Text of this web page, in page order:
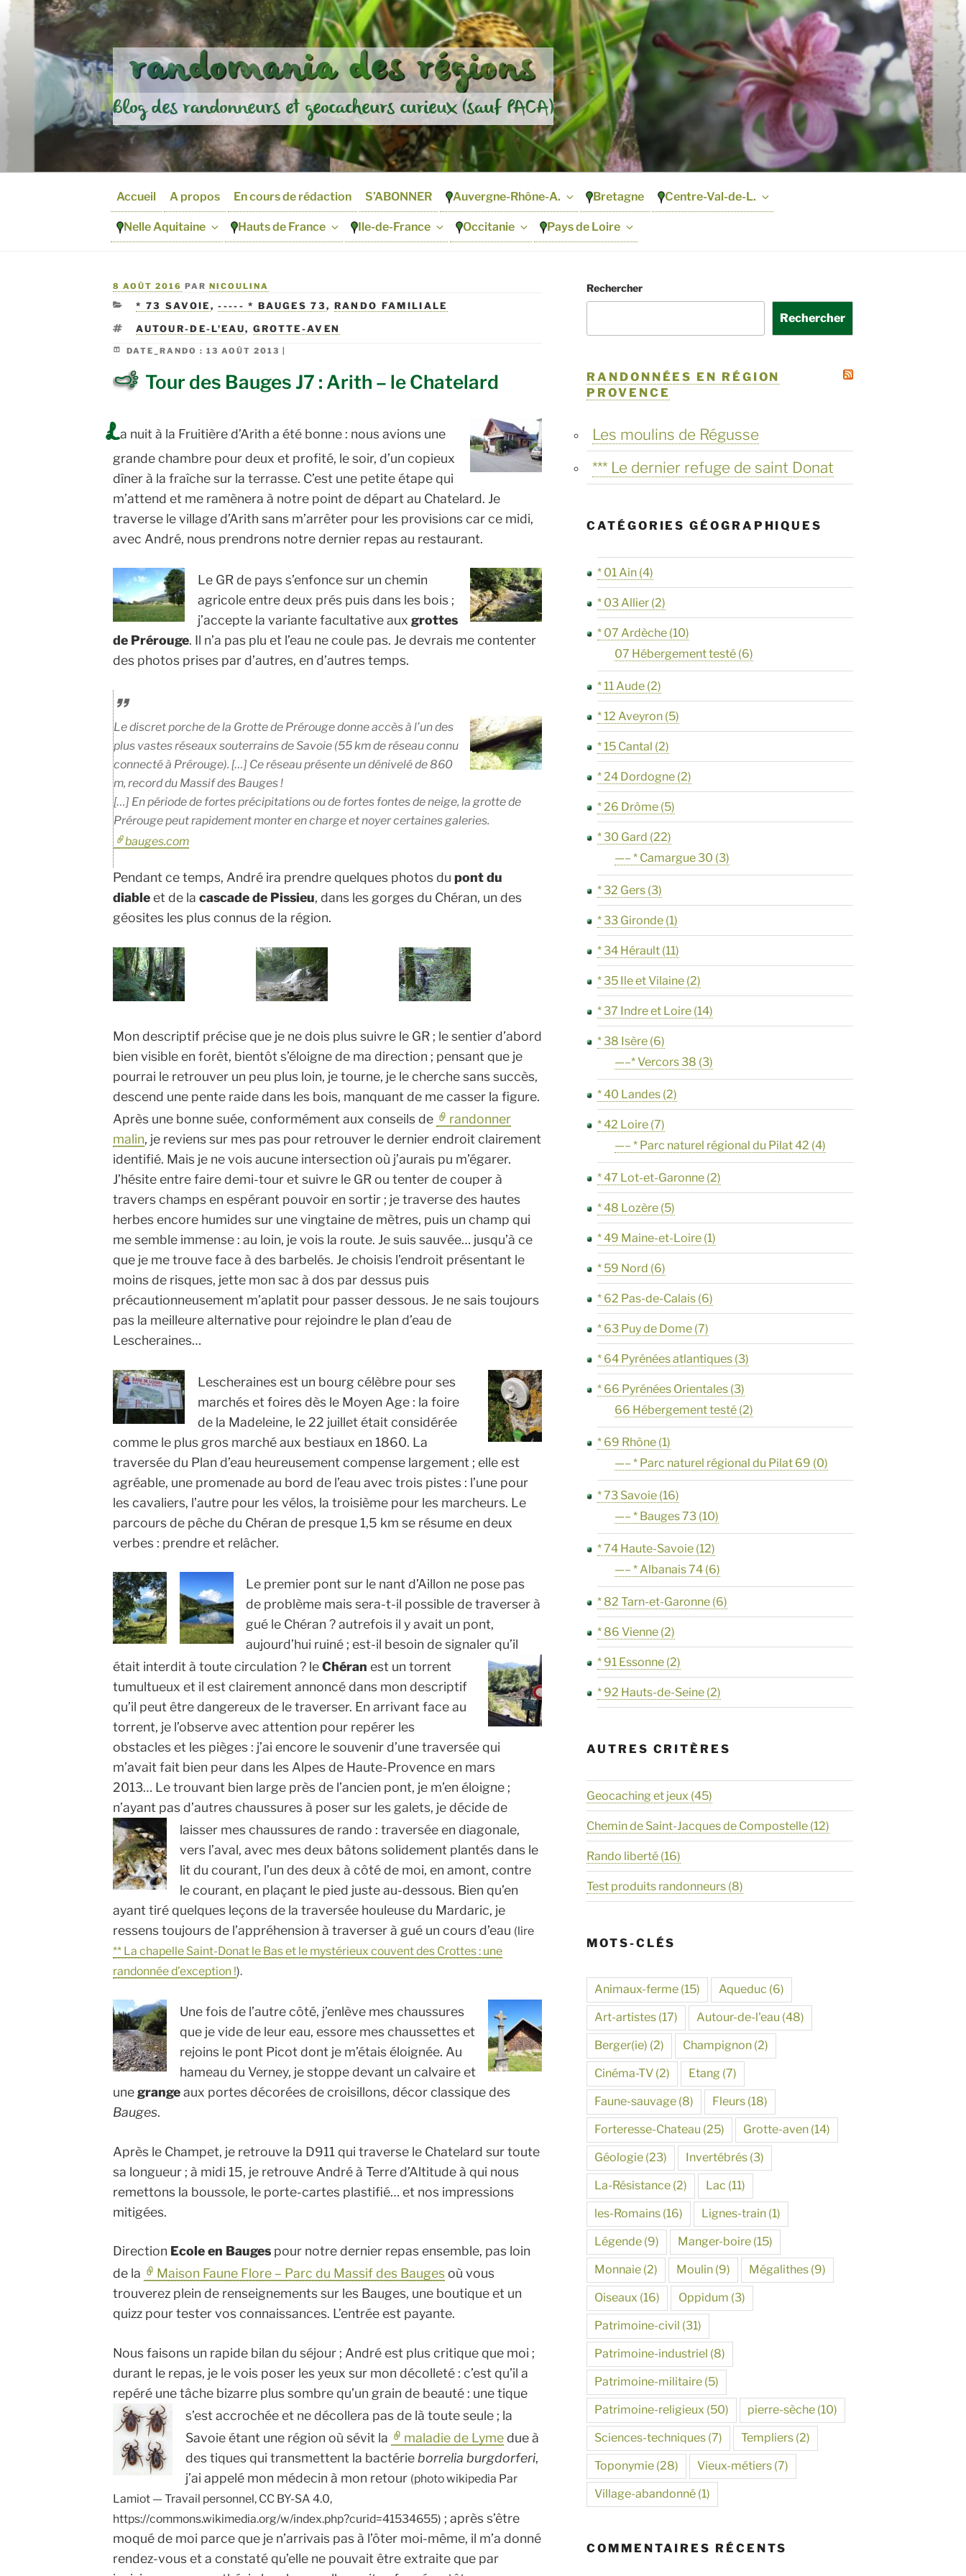
au
contenu
principal
randomania des régions
Blog des randonneurs et geocacheurs curieux (sauf PACA)
Accueil A propos En cours de rédaction S’ABONNER Auvergne-Rhône-A. Bretagne Centre-Val-de-L.
Nelle Aquitaine Hauts de France Ile-de-France Occitanie Pays de Loire
PUBLIÉ
8 AOÛT 2016 PARNICOULINA
CATÉGORIES
* 73 SAVOIE ,----- * BAUGES 73, RANDO FAMILIALE
ÉTIQUETTES
AUTOUR-DE-L'EAU, GROTTE-AVEN
DATE_RANDO :13 AOÛT 2013 |
Tour des Bauges J7 : Arith – le Chatelard
L a nuit à la Fruitière d’Arith a été bonne : nous avions une
grande chambre pour deux et profité, le soir, d’un copieux
dîner à la fraîche sur la terrasse. C’est une petite étape qui
m’attend et me ramènera à notre point de départ au Chatelard. Je
traverse le village d’Arith sans m’arrêter pour les provisions car ce midi,
avec André, nous prendrons notre dernier repas au restaurant.
Le GR de pays s’enfonce sur un chemin
agricole entre deux prés puis dans les bois ;
j’accepte la variante facultative aux grottes
de Prérouge. Il n’a pas plu et l’eau ne coule pas. Je devrais me contenter
des photos prises par d’autres, en d’autres temps.
Le discret porche de la Grotte de Prérouge donne accès à l’un des
plus vastes réseaux souterrains de Savoie (55 km de réseau connu
connecté à Prérouge). […] Ce réseau présente un dénivelé de 860
m, record du Massif des Bauges !
[…] En période de fortes précipitations ou de fortes fontes de neige, la grotte de
Prérouge peut rapidement monter en charge et noyer certaines galeries.
bauges.com
Pendant ce temps, André ira prendre quelques photos dupont du
diableet de lacascade de Pissieu, dans les gorges du Chéran, un des
géosites les plus connus de la région.
Mon descriptif précise que je ne dois plus suivre le GR ; le sentier d’abord
bien visible en forêt, bientôt s’éloigne de ma direction ; pensant que je
pourrai le retrouver un peu plus loin, je tourne, je le cherche sans succès,
descend une pente raide dans les bois, manquant de me casser la figure.
Après une bonne suée, conformément aux conseils de
randonner
malin, je reviens sur mes pas pour retrouver le dernier endroit clairement
identifié. Mais je ne vois aucune intersection où j’aurais pu m’égarer.
J’hésite entre faire demi-tour et suivre le GR ou tenter de couper à
travers champs en espérant pouvoir en sortir ; je traverse des hautes
herbes encore humides sur une vingtaine de mètres, puis un champ qui
me semble immense : au loin, je vois la route. Je suis sauvée… jusqu’à ce
que je me trouve face à des barbelés. Je choisis l’endroit présentant le
moins de risques, jette mon sac à dos par dessus puis
précautionneusement m’aplatit pour passer dessous. Je ne sais toujours
pas la meilleure alternative pour rejoindre le plan d’eau de
Lescheraines…
Lescheraines est un bourg célèbre pour ses
marchés et foires dès le Moyen Age : la foire
de la Madeleine, le 22 juillet était considérée
comme le plus gros marché aux bestiaux en 1860. La
traversée du Plan d’eau heureusement compense largement ; elle est
agréable, une promenade au bord de l’eau avec trois pistes : l’une pour
les cavaliers, l’autre pour les vélos, la troisième pour les marcheurs. Le
parcours de pêche du Chéran de presque 1,5 km se résume en deux
verbes : prendre et relâcher.
Le premier pont sur le nant d’Aillon ne pose pas
de problème mais sera-t-il possible de traverser à
gué le Chéran ? autrefois il y avait un pont,
aujourd’hui ruiné ; est-il besoin de signaler qu’il
était interdit à toute circulation ? leChéran est un torrent
tumultueux et il est clairement annoncé dans mon descriptif
qu’il peut être dangereux de le traverser. En arrivant face au
torrent, je l’observe avec attention pour repérer les
obstacles et les pièges : j’ai encore le souvenir d’une traversée qui
m’avait fait bien peur dans les Alpes de Haute-Provence en mars
2013… Le trouvant bien large près de l’ancien pont, je m’en éloigne ;
n’ayant pas d’autres chaussures à poser sur les galets, je décide de
laisser mes chaussures de rando : traversée en diagonale,
vers l’aval, avec mes deux bâtons solidement plantés dans le
lit du courant, l’un des deux à côté de moi, en amont, contre
le courant, en plaçant le pied juste au-dessous. Bien qu’en
ayant tiré quelques leçons de la traversée houleuse du Mardaric, je
ressens toujours de l’appréhension à traverser à gué un cours d’eau (lire
** La chapelle Saint-Donat le Bas et le mystérieux couvent des Crottes : une
randonnée d’exception !).
Une fois de l’autre côté, j’enlève mes chaussures
que je vide de leur eau, essore mes chaussettes et
rejoins le pont Picot dont je m’étais éloignée. Au
hameau du Verney, je stoppe devant un calvaire et
unegrangeaux portes décorées de croisillons, décor classique des
Bauges.
Après le Champet, je retrouve la D911 qui traverse le Chatelard sur toute
sa longueur ; à midi 15, je retrouve André à Terre d’Altitude à qui nous
remettons la boussole, le porte-cartes plastifié… et nos impressions
mitigées.
Direction Ecole en Bauges pour notre dernier repas ensemble, pas loin
de la
Maison Faune Flore – Parc du Massif des Baugesoù vous
trouverez plein de renseignements sur les Bauges, une boutique et un
quizz pour tester vos connaissances. L’entrée est payante.
Nous faisons un rapide bilan du séjour ; André est plus critique que moi ;
durant le repas, je le vois poser les yeux sur mon décolleté : c’est qu’il a
repéré une tâche bizarre plus sombre qu’un grain de beauté : une tique
s’est accrochée et ne décollera pas de là toute seule ; la
Savoie étant une région où sévit la
maladie de Lymedue à
des tiques qui transmettent la bactérie borrelia burgdorferi,
j’ai appelé mon médecin à mon retour (photo wikipedia Par
Lamiot — Travail personnel, CC BY-SA 4.0,
https://commons.wikimedia.org/w/index.php?curid=41534655) ; après s’être
moqué de moi parce que je n’arrivais pas à l’ôter moi-même, il m’a donné
rendez-vous et a constaté qu’elle ne pouvait être extraite que par
Rechercher
Rechercher
RANDONNÉES EN RÉGION
PROVENCE
Les moulins de Régusse
*** Le dernier refuge de saint Donat
CATÉGORIES GÉOGRAPHIQUES
* 01 Ain (4)
* 03 Allier (2)
* 07 Ardèche (10)
07 Hébergement testé (6)
* 11 Aude (2)
* 12 Aveyron (5)
* 15 Cantal (2)
* 24 Dordogne (2)
* 26 Drôme (5)
* 30 Gard (22)
—– * Camargue 30 (3)
* 32 Gers (3)
* 33 Gironde (1)
* 34 Hérault (11)
* 35 Ile et Vilaine (2)
* 37 Indre et Loire (14)
* 38 Isère (6)
—–* Vercors 38 (3)
* 40 Landes (2)
* 42 Loire (7)
—– * Parc naturel régional du Pilat 42 (4)
* 47 Lot-et-Garonne (2)
* 48 Lozère (5)
* 49 Maine-et-Loire (1)
* 59 Nord (6)
* 62 Pas-de-Calais (6)
* 63 Puy de Dome (7)
* 64 Pyrénées atlantiques (3)
* 66 Pyrénées Orientales (3)
66 Hébergement testé (2)
* 69 Rhône (1)
—– * Parc naturel régional du Pilat 69 (0)
* 73 Savoie (16)
—– * Bauges 73 (10)
* 74 Haute-Savoie (12)
—– * Albanais 74 (6)
* 82 Tarn-et-Garonne (6)
* 86 Vienne (2)
* 91 Essonne (2)
* 92 Hauts-de-Seine (2)
AUTRES CRITÈRES
Geocaching et jeux (45)
Chemin de Saint-Jacques de Compostelle (12)
Rando liberté (16)
Test produits randonneurs (8)
MOTS-CLÉS
Animaux-ferme (15) Aqueduc (6)
Art-artistes (17) Autour-de-l'eau (48)
Berger(ie) (2) Champignon (2)
Cinéma-TV (2) Etang (7)
Faune-sauvage (8) Fleurs (18)
Forteresse-Chateau (25) Grotte-aven (14)
Géologie (23) Invertébrés (3)
La-Résistance (2) Lac (11)
les-Romains (16) Lignes-train (1)
Légende (9) Manger-boire (15)
Monnaie (2) Moulin (9) Mégalithes (9)
Oiseaux (16) Oppidum (3)
Patrimoine-civil (31)
Patrimoine-industriel (8)
Patrimoine-militaire (5)
Patrimoine-religieux (50) pierre-sèche (10)
Sciences-techniques (7) Templiers (2)
Toponymie (28) Vieux-métiers (7)
Village-abandonné (1)
COMMENTAIRES RÉCENTS